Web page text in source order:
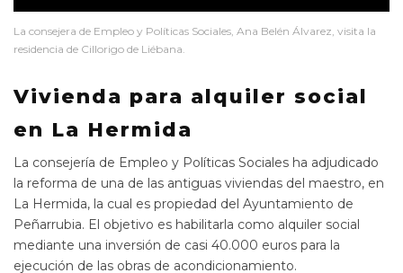
La consejera de Empleo y Políticas Sociales, Ana Belén Álvarez, visita la
residencia de Cillorigo de Liébana.
Vivienda para alquiler social
en La Hermida
La consejería de Empleo y Políticas Sociales ha adjudicado
la reforma de una de las antiguas viviendas del maestro, en
La Hermida, la cual es propiedad del Ayuntamiento de
Peñarrubia. El objetivo es habilitarla como alquiler social
mediante una inversión de casi 40.000 euros para la
ejecución de las obras de acondicionamiento.